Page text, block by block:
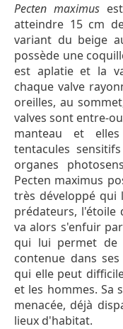
Pecten maximusest
atteindre 15 cm
variant du beige
possède une
est aplatie et la
chaque valve
oreilles, au
valves sont entre-
manteau et
tentacules
organes
Pecten maximus
très développé qui
prédateurs, l'étoile
va alors s'enfuir
qui lui permet de
contenue dans
qui elle peut
et les hommes. Sa
menacée, déjà
lieux d'habitat.